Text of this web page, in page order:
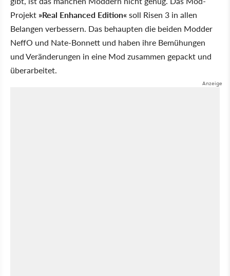
Projekt »Real Enhanced Edition«soll Risen 3 in allen
Belangen verbessern. Das behaupten die beiden Modder
NeffO und Nate-Bonnett und haben ihre Bemühungen
und Veränderungen in eine Mod zusammen gepackt und
überarbeitet.